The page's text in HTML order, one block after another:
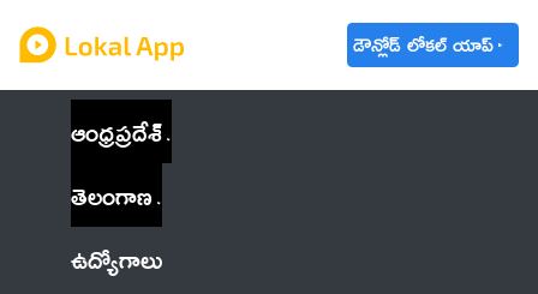
డౌన్లోడ్ లోకల్ యాప్
ఆంధ్రప్రదేశ్
తెలంగాణ
ఉద్యోగాలు